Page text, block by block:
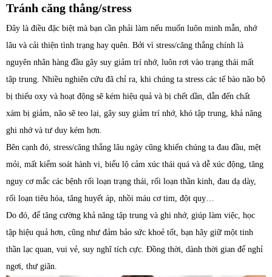
Tránh căng thẳng/stress
Đây là điều đặc biệt mà bạn cần phải làm nếu muốn luôn minh mẫn, nhớ
lâu và cải thiện tình trạng hay quên. Bởi vì stress/căng thẳng chính là
nguyên nhân hàng đầu gây suy giảm trí nhớ, luôn rơi vào trạng thái mất
tập trung. Nhiều nghiên cứu đã chỉ ra, khi chúng ta stress các tế bào não bộ
bị thiếu oxy và hoạt động sẽ kém hiệu quả và bị chết dần, dẫn đến chất
xám bị giảm, não sẽ teo lại, gây suy giảm trí nhớ, khó tập trung, khả năng
ghi nhớ và tư duy kém hơn.
Bên cạnh đó, stress/căng thẳng lâu ngày cũng khiến chúng ta đau đầu, mệt
mỏi, mất kiểm soát hành vi, biểu lộ cảm xúc thái quá và dễ xúc động, tăng
nguy cơ mắc các bệnh rối loạn trạng thái, rối loạn thần kinh, đau dạ dày,
rối loạn tiêu hóa, tăng huyết áp, nhồi máu cơ tim, đột quỵ…
Do đó, để tăng cường khả năng tập trung và ghi nhớ, giúp làm việc, học
tập hiệu quả hơn, cũng như đảm bảo sức khoẻ tốt, bạn hãy giữ một tinh
thần lạc quan, vui vẻ, suy nghĩ tích cực. Đồng thời, dành thời gian để nghỉ
ngơi, thư giãn.